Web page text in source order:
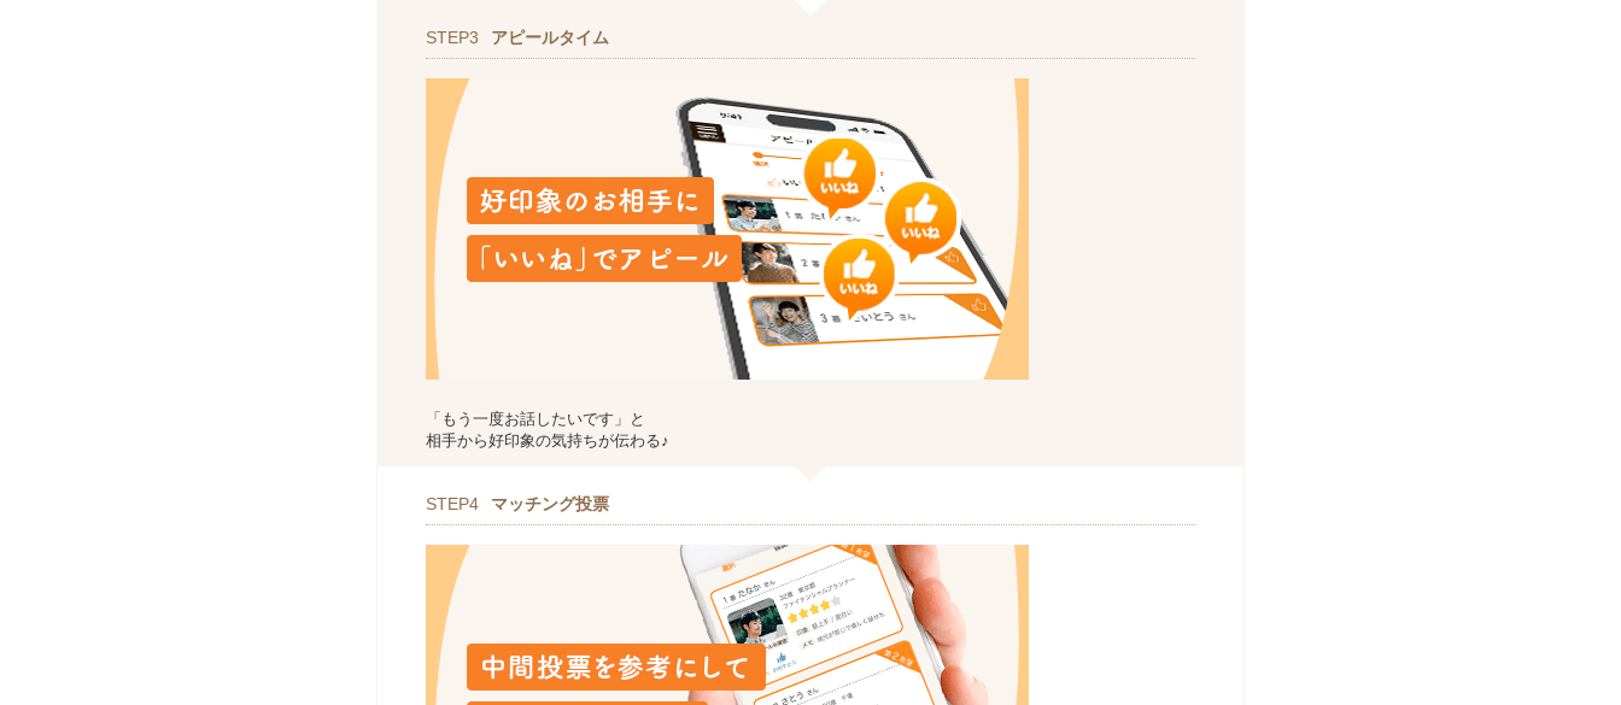
STEP3 アピールタイム
「もう一度お話したいです」と
相手から好印象の気持ちが伝わる♪
STEP4 マッチング投票